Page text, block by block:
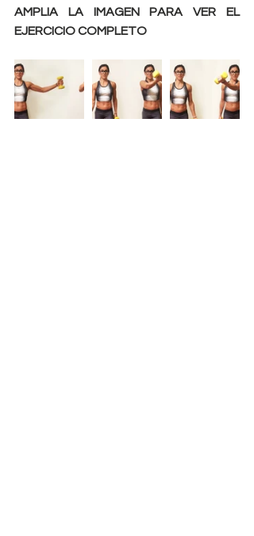
AMPLIA LA IMAGEN PARA VER EL
EJERCICIO COMPLETO